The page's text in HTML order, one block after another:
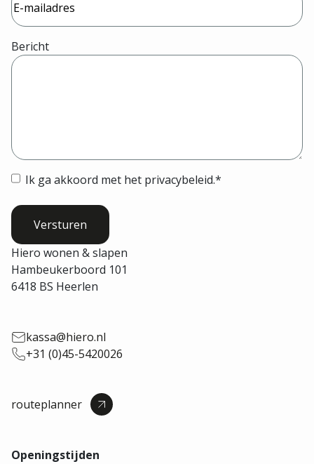
Hiero wonen & slapen
Hambeukerboord 101
6418 BS Heerlen
kassa@hiero.nl
+31 (0)45-5420026
routeplanner
Openingstijden
Bericht
Instemming *
Ik ga akkoord met het privacybeleid.*